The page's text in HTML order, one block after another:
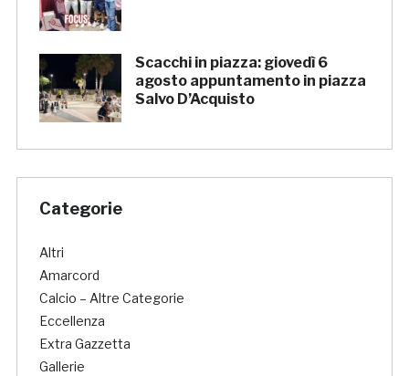
Scacchi in piazza: giovedì 6
agosto appuntamento in piazza
Salvo D’Acquisto
Categorie
Altri
Amarcord
Calcio – Altre Categorie
Eccellenza
Extra Gazzetta
Gallerie